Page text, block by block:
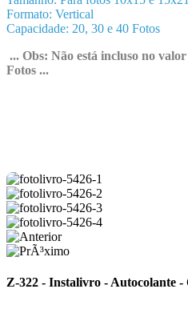
Formato: Vertical
Capacidade: 20, 30 e 40 Fotos
... Obs: Não está incluso no
Fotos ...
Z-322 - Instalivro - Autocolante